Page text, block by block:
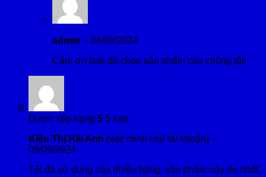
admin – 04/09/2024
Cảm ơn bạn đã chọn sản phẩm của chúng tôi!
Được xếp hạng 5 5 sao
Kiều Thị Hải Anh (xác minh chủ tài khoản) –
09/09/2024
Tôi đã sử dụng của nhiều hãng, sản phẩm này ổn nhất.